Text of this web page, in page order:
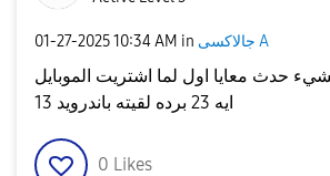
‎01-27-202510:34 AM in جالاكسى A
حدث معايا اول لما اشتريت الموبايل
ايه 23 برده لقيته باندرويد 13
0 Likes